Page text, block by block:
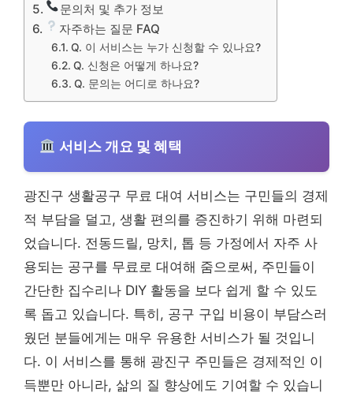
문의처 및 추가 정보
자주하는 질문 FAQ
Q. 이 서비스는 누가 신청할 수 있나요?
Q. 신청은 어떻게 하나요?
Q. 문의는 어디로 하나요?
서비스 개요 및 혜택
광진구 생활공구 무료 대여 서비스는 구민들의 경제
적 부담을 덜고, 생활 편의를 증진하기 위해 마련되
었습니다. 전동드릴, 망치, 톱 등 가정에서 자주 사
용되는 공구를 무료로 대여해 줌으로써, 주민들이
간단한 집수리나 DIY 활동을 보다 쉽게 할 수 있도
록 돕고 있습니다. 특히, 공구 구입 비용이 부담스러
웠던 분들에게는 매우 유용한 서비스가 될 것입니
다. 이 서비스를 통해 광진구 주민들은 경제적인 이
득뿐만 아니라, 삶의 질 향상에도 기여할 수 있습니